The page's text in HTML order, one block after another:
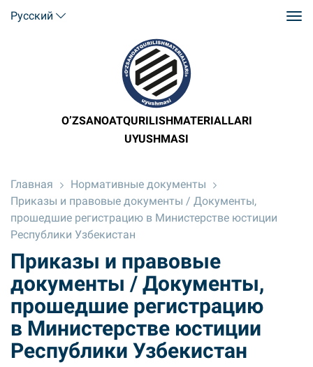
Русский
O’ZSANOATQURILISHMATERIALLARI
UYUSHMASI
Главная
Нормативные документы
Приказы и правовые документы / Документы,
прошедшие регистрацию в Министерстве юстиции
Республики Узбекистан
Приказы и правовые
документы / Документы,
прошедшие регистрацию
в Министерстве юстиции
Республики Узбекистан